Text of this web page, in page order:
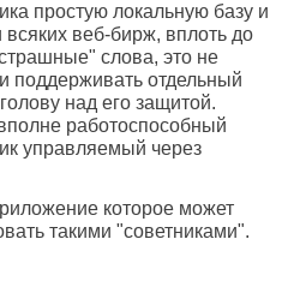
простую локальную базу и
веб-бирж, вплоть до
слова, это не
поддерживать отдельный
над его защитой.
работоспособный
управляемый через
которое может
такими "советниками".